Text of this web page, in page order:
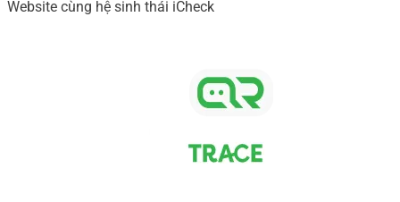
Website cùng hệ sinh thái iCheck